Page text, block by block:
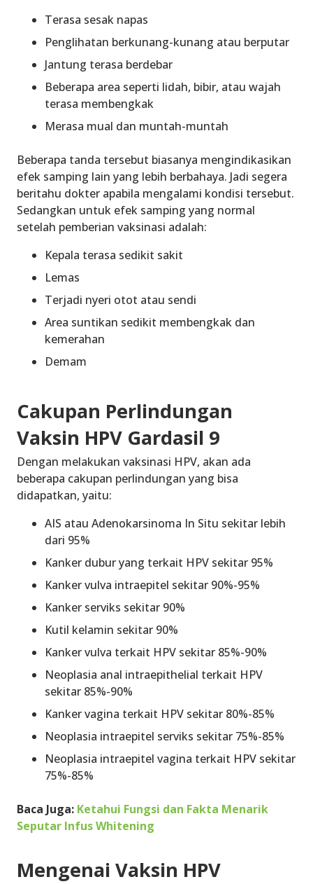
Terasa sesak napas
Penglihatan berkunang-kunang atau berputar
Jantung terasa berdebar
Beberapa area seperti lidah, bibir, atau wajah
terasa membengkak
Merasa mual dan muntah-muntah
Beberapa tanda tersebut biasanya mengindikasikan
efek samping lain yang lebih berbahaya. Jadi segera
beritahu dokter apabila mengalami kondisi tersebut.
Sedangkan untuk efek samping yang normal
setelah pemberian vaksinasi adalah:
Kepala terasa sedikit sakit
Lemas
Terjadi nyeri otot atau sendi
Area suntikan sedikit membengkak dan
kemerahan
Demam
Cakupan Perlindungan
Vaksin HPV Gardasil 9
Dengan melakukan vaksinasi HPV, akan ada
beberapa cakupan perlindungan yang bisa
didapatkan, yaitu:
AIS atau Adenokarsinoma In Situ sekitar lebih
dari 95%
Kanker dubur yang terkait HPV sekitar 95%
Kanker vulva intraepitel sekitar 90%-95%
Kanker serviks sekitar 90%
Kutil kelamin sekitar 90%
Kanker vulva terkait HPV sekitar 85%-90%
Neoplasia anal intraepithelial terkait HPV
sekitar 85%-90%
Kanker vagina terkait HPV sekitar 80%-85%
Neoplasia intraepitel serviks sekitar 75%-85%
Neoplasia intraepitel vagina terkait HPV sekitar
75%-85%
Baca Juga: Ketahui Fungsi dan Fakta Menarik
Seputar Infus Whitening
Mengenai Vaksin HPV